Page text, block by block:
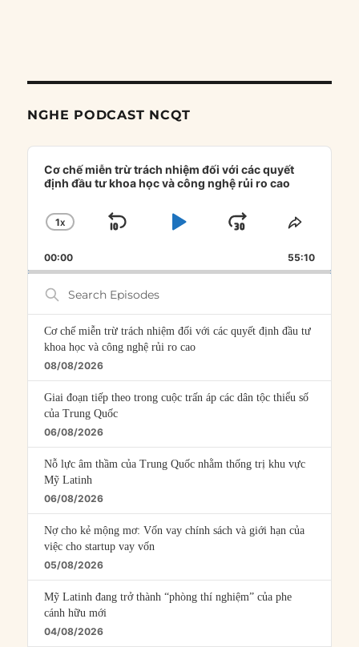
NGHE PODCAST NCQT
Audio
Player
Cơ chế miễn trừ trách nhiệm đối với các quyết
định đầu tư khoa học và công nghệ rủi ro cao
CHANGE
RATE
1X
SKIP
PLAYJUMP
FORWARD
SHARE
00:00 55:10
Search
Episodes
Cơ chế miễn trừ trách nhiệm đối với các quyết định đầu tư
khoa học và công nghệ rủi ro cao
08/08/2026
Giai đoạn tiếp theo trong cuộc trấn áp các dân tộc thiểu số
của Trung Quốc
06/08/2026
Nỗ lực âm thầm của Trung Quốc nhằm thống trị khu vực
Mỹ Latinh
06/08/2026
Nợ cho kẻ mộng mơ: Vốn vay chính sách và giới hạn của
việc cho startup vay vốn
05/08/2026
Mỹ Latinh đang trở thành “phòng thí nghiệm” của phe
cánh hữu mới
04/08/2026